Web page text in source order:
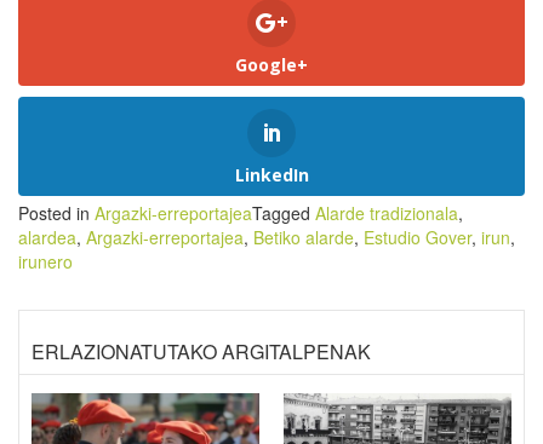
Google+
LinkedIn
Posted in Argazki-erreportajeaTagged Alarde tradizionala,
alardea, Argazki-erreportajea, Betiko alarde, Estudio Gover, irun,
irunero
ERLAZIONATUTAKO ARGITALPENAK